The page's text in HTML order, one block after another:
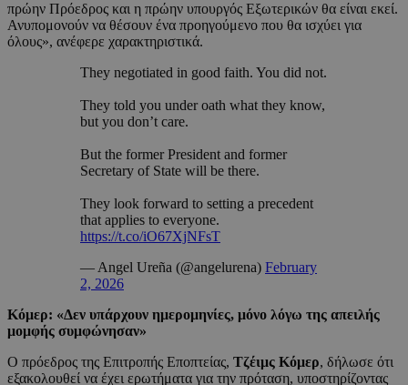
πρώην Πρόεδρος και η πρώην υπουργός Εξωτερικών θα είναι εκεί.
Ανυπομονούν να θέσουν ένα προηγούμενο που θα ισχύει για
όλους», ανέφερε χαρακτηριστικά.
They negotiated in good faith. You did not.
They told you under oath what they know,
but you don’t care.
But the former President and former
Secretary of State will be there.
They look forward to setting a precedent
that applies to everyone.
https://t.co/iO67XjNFsT
— Angel Ureña (@angelurena) February
2, 2026
Κόμερ: «Δεν υπάρχουν ημερομηνίες, μόνο λόγω της απειλής
μομφής συμφώνησαν»
Ο πρόεδρος της Επιτροπής Εποπτείας, Τζέιμς Κόμερ, δήλωσε ότι
εξακολουθεί να έχει ερωτήματα για την πρόταση, υποστηρίζοντας